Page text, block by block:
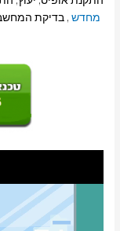
מחדש , בדיקת